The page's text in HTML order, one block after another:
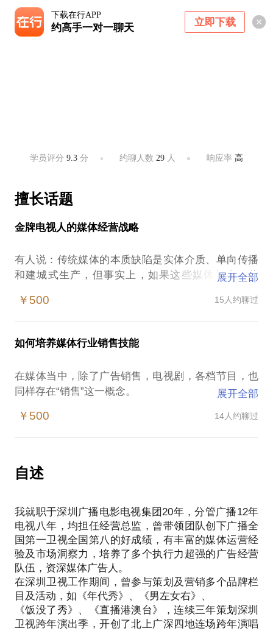
下载在行APP
约高手一对一聊天 立即下载
学员评分9.3 分 约聊人数 29人 响应率 高
擅长话题
金牌电视人的媒体经营战略
有人说：传统媒体的本质缺陷是实体介质、单向传播
和建城式生产，但事实上，如果这些媒体都去开蓝
我从报社开始，经历了电台、电视，一直到现在的全
国第八的好成绩，发现无论是何种形式的媒体，都有
着一套经营方法，这套方法是可以在长年的相关工作
这一套方法也是切实可行的。我可以从你目前所处行
业的具体状况入手，结合一些著名媒体的事例，把这
套方法传递给你。
展开全部
￥500 15人约聊过
如何培养媒体行业销售技能
在媒体当中，除了广告销售，电视剧，各档节目，也
同样存在“销售”这一概念。
收的四分之一，当年就被台里授予“特别贡献奖”奖励
电视的广告营销快速发展的历程！
我可以依据自身经验，给你讲解不同销售方向所需要
就是客户资源，我会教给你如何从客户入手，帮助他
们做市场分析，制定销售策略，当客户觉得你的广告
确实是于他有利之时，他才会信任你，并且给你带来
更大的收益。
我还会教给你如何通过充分的面谈前准备，对口的产
品介绍，优秀的控场能力，专业的产品搭配以及职业
展开全部
￥500 14人约聊过
自述
我就职于深圳广播电影电视集团20年，分管广播12年
电视八年，均担任经营总监，曾带领团队创下广播全
国第一卫视全国第八的好成绩，有丰富的媒体运营经
验及市场洞察力，培养了多个执行力超强的广告经营
队伍，资深媒体广告人。
在深圳卫视工作期间，曾参与策划及营销多个品牌栏
目及活动，如《年代秀》、《男左女右》、
《饭没了秀》、《直播港澳台》，连续三年策划深圳
卫视跨年演出季，开创了北上广深四地连场跨年演唱